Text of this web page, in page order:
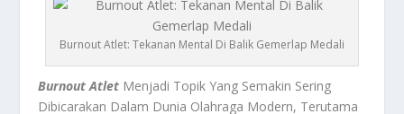
Burnout Atlet: Tekanan Mental Di Balik Gemerlap Medali
Burnout Atlet Menjadi Topik Yang Semakin Sering
Dibicarakan Dalam Dunia Olahraga Modern, Terutama